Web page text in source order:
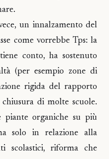
un innalzamento del
come vorrebbe Tps: la
conto, ha sostenuto
(per esempio zone di
rigida del rapporto
di molte scuole.
piante organiche su più
solo in relazione alla
scolastici, riforma che